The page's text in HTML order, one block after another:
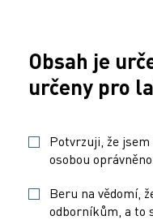
oddělení
Budějovice a.s.
54, 370 01
Obsah je
určeny pro
Potvrzuji, že
osobou
Beru na vědomí,
odborníkům, a to